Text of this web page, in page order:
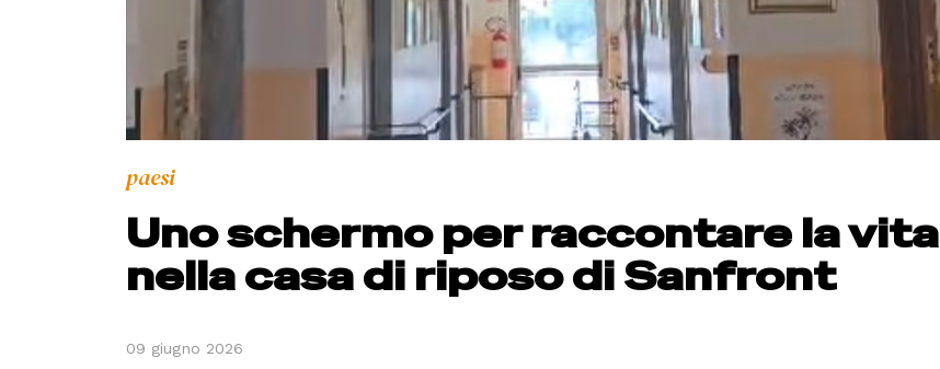
paesi
Uno schermo per raccontare la vita
nella casa di riposo di Sanfront
09 giugno 2026